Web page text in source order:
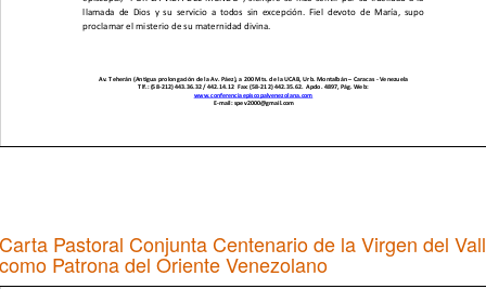
Carta Pastoral Conjunta Centenario de la Virgen del
como Patrona del Oriente Venezolano